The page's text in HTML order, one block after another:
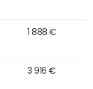
1 888 €
3 916 €